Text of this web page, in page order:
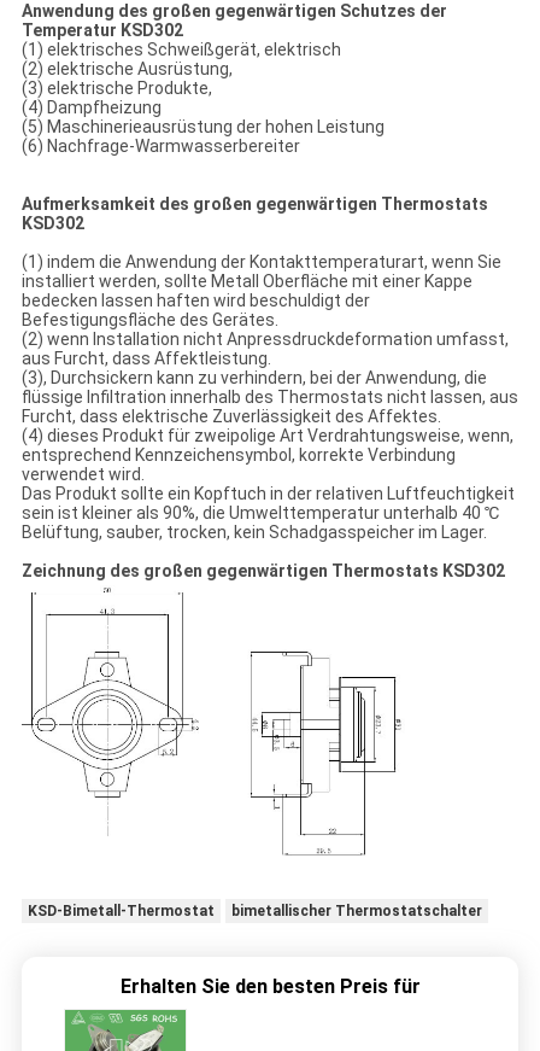
Anwendung des großen gegenwärtigen Schutzes der
Temperatur KSD302
(1) elektrisches Schweißgerät, elektrisch
(2) elektrische Ausrüstung,
(3) elektrische Produkte,
(4) Dampfheizung
(5) Maschinerieausrüstung der hohen Leistung
(6) Nachfrage-Warmwasserbereiter
Aufmerksamkeit des großen gegenwärtigen Thermostats
KSD302
(1) indem die Anwendung der Kontakttemperaturart, wenn Sie
installiert werden, sollte Metall Oberfläche mit einer Kappe
bedecken lassen haften wird beschuldigt der
Befestigungsfläche des Gerätes.
(2) wenn Installation nicht Anpressdruckdeformation umfasst,
aus Furcht, dass Affektleistung.
(3), Durchsickern kann zu verhindern, bei der Anwendung, die
flüssige Infiltration innerhalb des Thermostats nicht lassen, aus
Furcht, dass elektrische Zuverlässigkeit des Affektes.
(4) dieses Produkt für zweipolige Art Verdrahtungsweise, wenn,
entsprechend Kennzeichensymbol, korrekte Verbindung
verwendet wird.
Das Produkt sollte ein Kopftuch in der relativen Luftfeuchtigkeit
sein ist kleiner als 90%, die Umwelttemperatur unterhalb 40 ℃
Belüftung, sauber, trocken, kein Schadgasspeicher im Lager.
Zeichnung des großen gegenwärtigen Thermostats KSD302
KSD-Bimetall-Thermostat bimetallischer Thermostatschalter
Erhalten Sie den besten Preis für